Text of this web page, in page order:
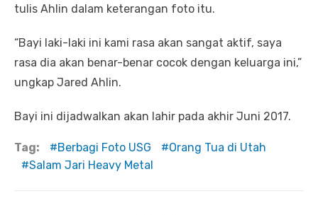
tulis Ahlin dalam keterangan foto itu.
“Bayi laki-laki ini kami rasa akan sangat aktif, saya
rasa dia akan benar-benar cocok dengan keluarga ini,”
ungkap Jared Ahlin.
Bayi ini dijadwalkan akan lahir pada akhir Juni 2017.
Tag: Berbagi Foto USG
Orang Tua di Utah
Salam Jari Heavy Metal